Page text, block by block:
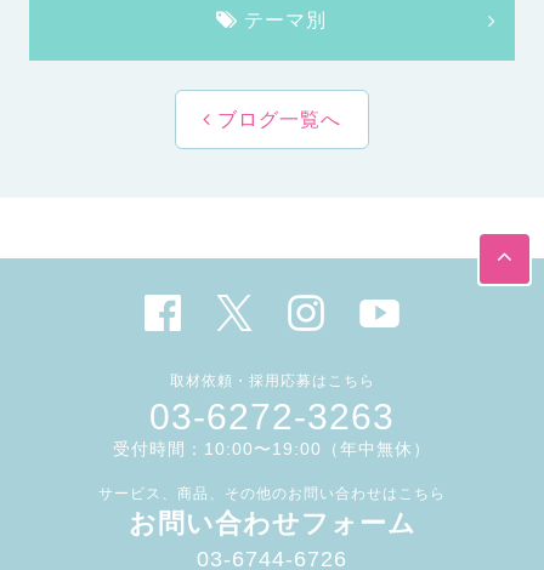
テーマ別
ブログ一覧へ
取材依頼・採用応募はこちら
03-6272-3263
受付時間：10:00〜19:00（年中無休）
サービス、商品、その他のお問い合わせはこちら
お問い合わせフォーム
03-6744-6726